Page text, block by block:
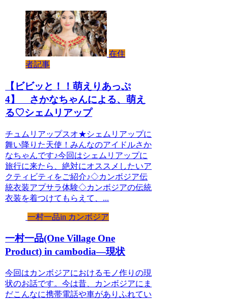
在住
者記事
【ビビッと！！萌えりあっぷ
4】 さかなちゃんによる、萌え
る♡シェムリアップ
チュムリアップスオ★シェムリアップに
舞い降りた天使！みんなのアイドルさか
なちゃんです♪今回はシェムリアップに
旅行に来たら、絶対にオススメしたいア
クティビティをご紹介♪◇カンボジア伝
統衣装アプサラ体験◇カンボジアの伝統
衣装を着つけてもらえて、...
一村一品in カンボジア
一村一品(One Village One
Product) in cambodia—現状
今回はカンボジアにおけるモノ作りの現
状のお話です。今は昔、カンボジアにま
だこんなに携帯電話や車がありふれてい